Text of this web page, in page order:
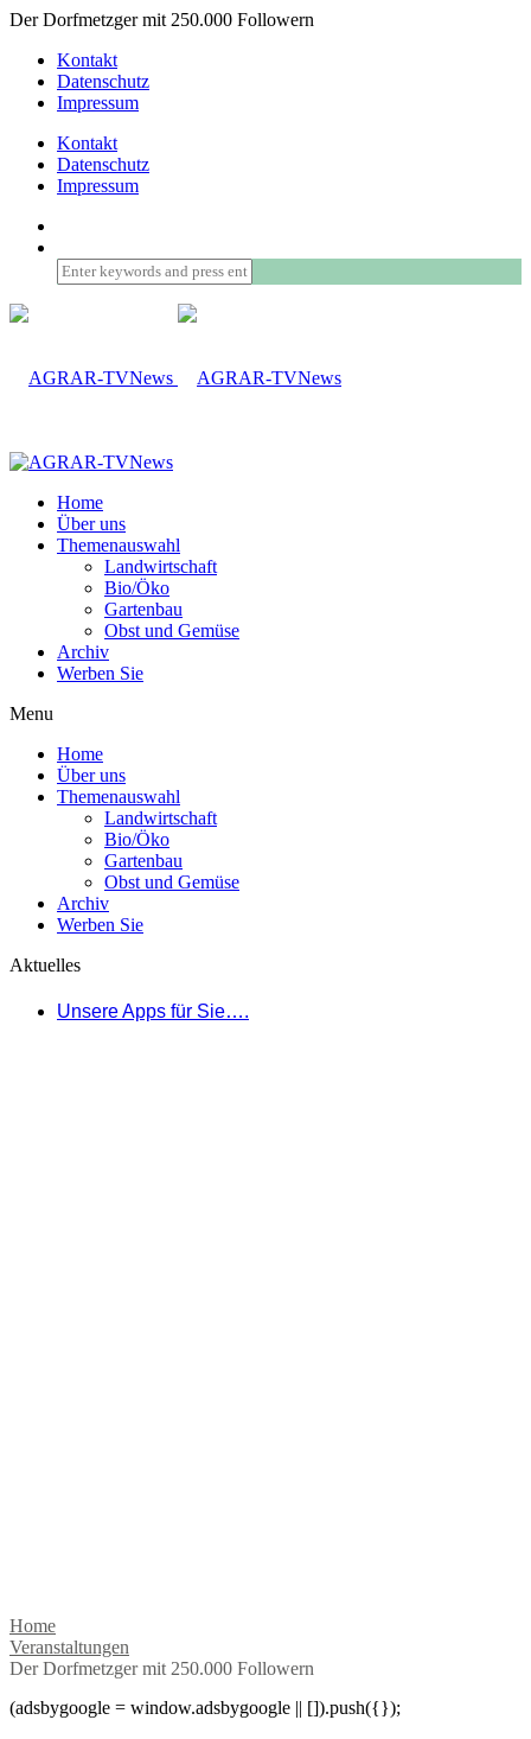
Der Dorfmetzger mit 250.000 Followern
Kontakt
Datenschutz
Impressum
Kontakt
Datenschutz
Impressum
Home
Über uns
Themenauswahl
Landwirtschaft
Bio/Öko
Gartenbau
Obst und Gemüse
Archiv
Werben Sie
Menu
Home
Über uns
Themenauswahl
Landwirtschaft
Bio/Öko
Gartenbau
Obst und Gemüse
Archiv
Werben Sie
Aktuelles
Unsere Apps für Sie….
Home
Veranstaltungen
Der Dorfmetzger mit 250.000 Followern
(adsbygoogle = window.adsbygoogle || []).push({});